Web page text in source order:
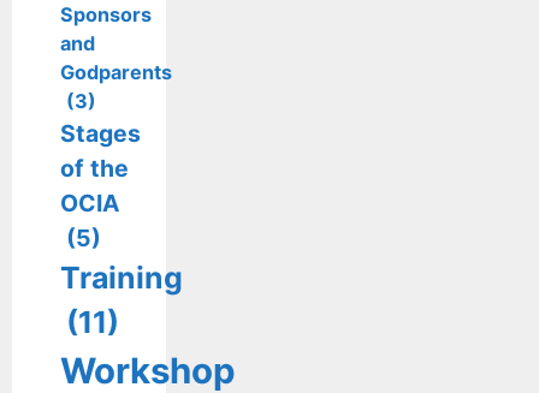
Sponsors
and
Godparents
(3)
Stages
of the
OCIA
(5)
Training
(11)
Workshop